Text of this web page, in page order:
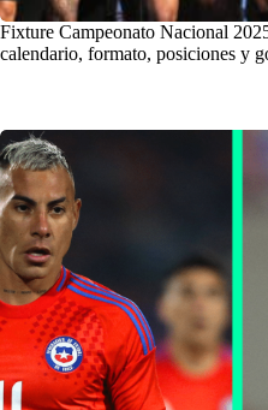
Fixture Campeonato Nacional
calendario, formato, posiciones y